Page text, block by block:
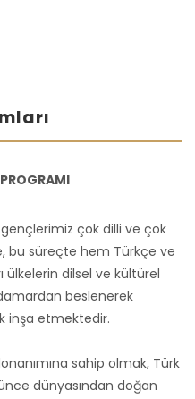
çok dilli ve çok
bu süreçte hem Türkçe ve
ülkelerin dilsel ve kültürel
beslenerek
inşa etmektedir.
sahip olmak, Türk
dünyasından doğan